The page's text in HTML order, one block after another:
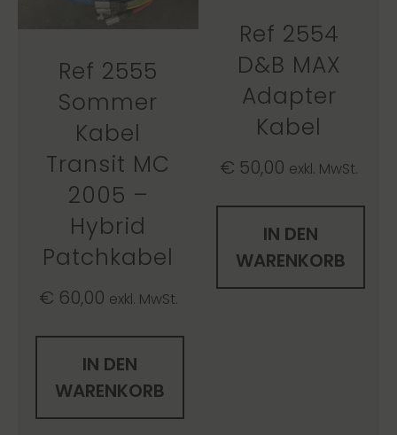
Ref 2555
Sommer
Kabel
Transit MC
2005 –
Hybrid
Patchkabel
€ 60,00 exkl. MwSt.
IN DEN
WARENKORB
Ref 2554
D&B MAX
Adapter
Kabel
€ 50,00 exkl. MwSt.
IN DEN
WARENKORB